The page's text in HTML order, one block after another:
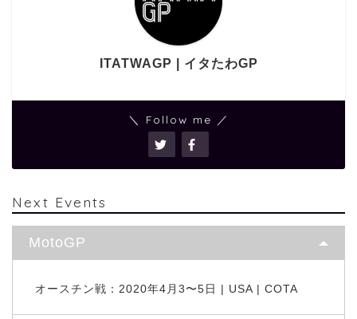
ITATWAGP | イタたわGP
＼ Follow me ／
Next Events
MotoGP
オースチン戦：2020年4月3〜5日 | USA | COTA